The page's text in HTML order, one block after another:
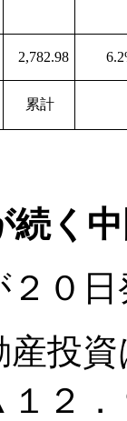
2,782.98
累計
続く
２０
投資
１２